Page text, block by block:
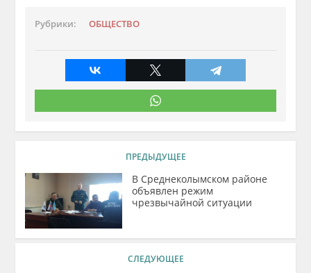
Рубрики: ОБЩЕСТВО
ПРЕДЫДУЩЕЕ
В Среднеколымском районе
объявлен режим
чрезвычайной ситуации
СЛЕДУЮЩЕЕ